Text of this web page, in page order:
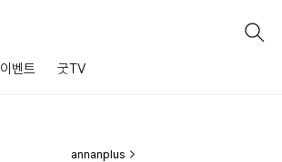
이벤트 굿TV
annanplus